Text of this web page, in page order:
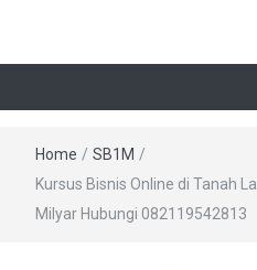
Home / SB1M /
Kursus Bisnis Online di Tanah
Milyar Hubungi 082119542813